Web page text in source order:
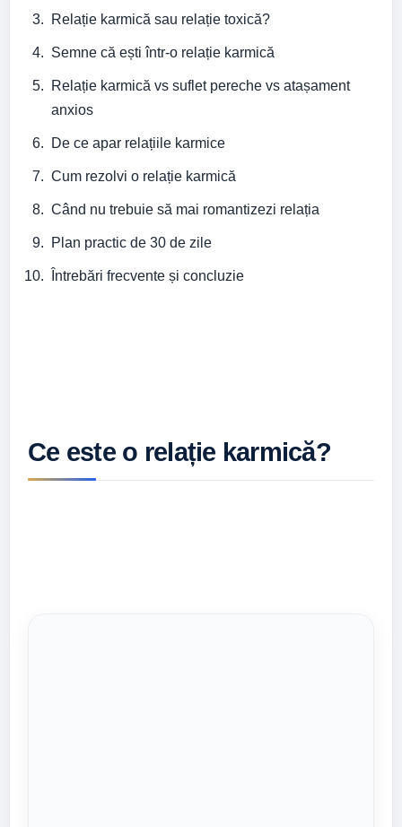
Relație karmică sau relație toxică?
Semne că ești într-o relație karmică
Relație karmică vs suflet pereche vs atașament
anxios
De ce apar relațiile karmice
Cum rezolvi o relație karmică
Când nu trebuie să mai romantizezi relația
Plan practic de 30 de zile
Întrebări frecvente și concluzie
Ce este o relație karmică?